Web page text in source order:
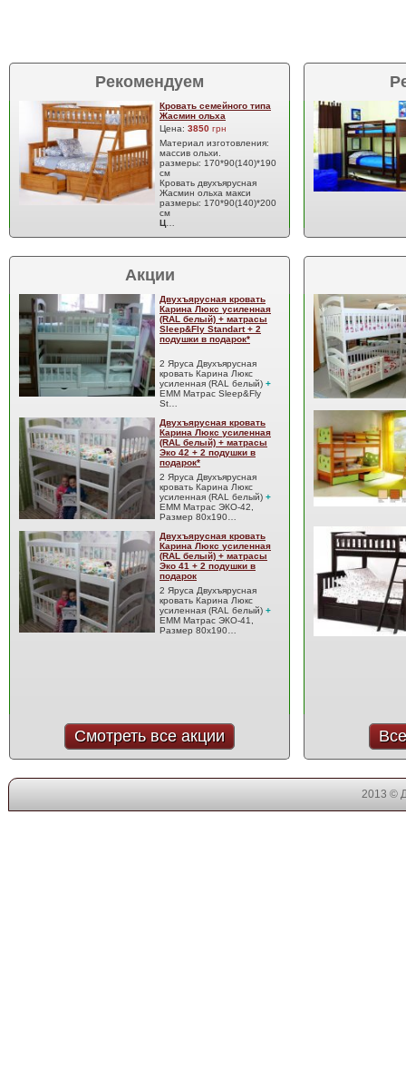
Рекомендуем
Кровать семейного типа
Жасмин ольха
Цена: 3850 грн
Материал изготовления:
массив ольхи.
размеры: 170*90(140)*190
см
Кровать двухъярусная
Жасмин ольха макси
размеры: 170*90(140)*200
см
Ц
Акции
Двухъярусная кровать
Карина Люкс усиленная
(RAL белый) + матрасы
Sleep&Fly Standart + 2
подушки в подарок*
2 Яруса Двухъярусная
кровать Карина Люкс
усиленная (RAL белый) +
EMM Матрас Sleep&Fly
St…
Двухъярусная кровать
Карина Люкс усиленная
(RAL белый) + матрасы
Эко 42 + 2 подушки в
подарок*
2 Яруса Двухъярусная
кровать Карина Люкс
усиленная (RAL белый) +
EMM Матрас ЭКО-42,
Размер 80x190…
Двухъярусная кровать
Карина Люкс усиленная
(RAL белый) + матрасы
Эко 41 + 2 подушки в
подарок
2 Яруса Двухъярусная
кровать Карина Люкс
усиленная (RAL белый) +
EMM Матрас ЭКО-41,
Размер 80x190…
Смотреть все акции
2013 ©